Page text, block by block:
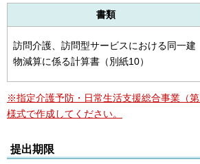
書類
訪問介護、訪問型サービスにおける同一建
物減算に係る計算書（別紙10）
※指定介護予防・日常生活支援総合事業（
様式で作成してください。
提出期限